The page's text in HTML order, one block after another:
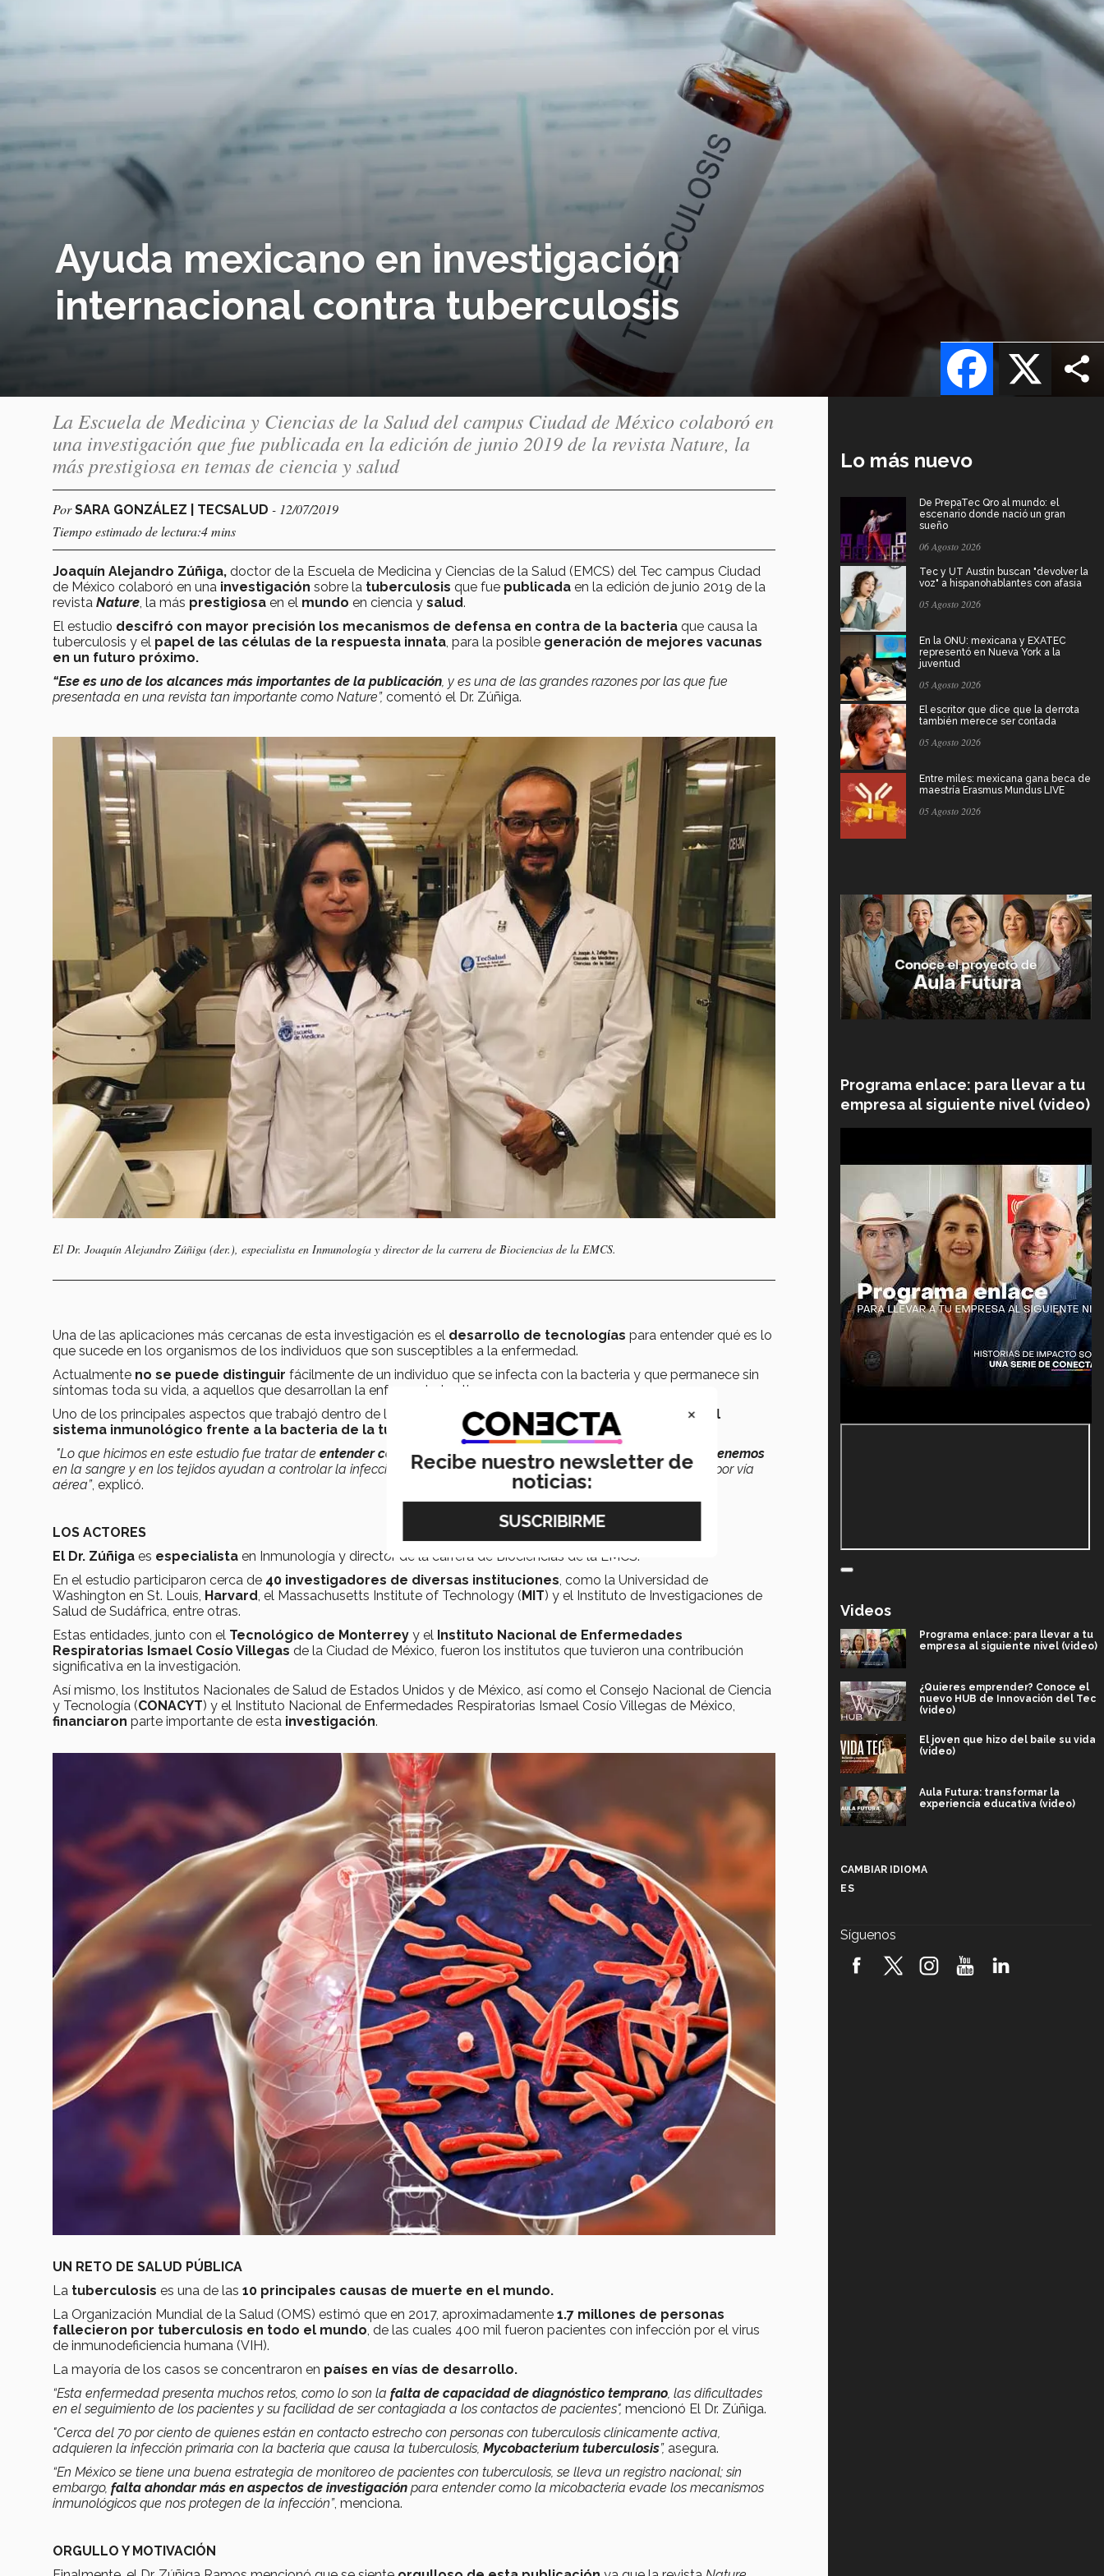
Ayuda mexicano en investigación
internacional contra tuberculosis
X
Facebook
La Escuela de Medicina y Ciencias de la Salud del campus Ciudad de México colaboró en
una investigación que fue publicada en la edición de junio 2019 de la revista Nature, la
más prestigiosa en temas de ciencia y salud
PorSARA GONZÁLEZ | TECSALUD - 12/07/2019
Tiempo estimado de lectura:4 mins
Joaquín Alejandro Zúñiga, doctor de la Escuela de Medicina y Ciencias de la Salud (EMCS) del Tec campus Ciudad
de México colaboró en una investigación sobre la tuberculosis que fue publicada en la edición de junio 2019 de la
revista Nature , la más prestigiosa en el mundo en ciencia y salud.
El estudio descifró con mayor precisión los mecanismos de defensa en contra de la bacteria que causa la
tuberculosis y el papel de las células de la respuesta innata , para la posible generación de mejores vacunas
en un futuro próximo.
“Ese es uno de los alcances más importantes de la publicación , y es una de las grandes razones por las que fue
presentada en una revista tan importante como Nature”, comentó el Dr. Zúñiga.
El Dr. Joaquín Alejandro Zúñiga (der.), especialista en Inmunología y director de la carrera de Biociencias de la EMCS.
Una de las aplicaciones más cercanas de esta investigación es el desarrollo de tecnologías para entender qué es lo
que sucede en los organismos de los individuos que son susceptibles a la enfermedad.
Actualmente no se puede distinguir fácilmente de un individuo que se infecta con la bacteria y que permanece sin
síntomas toda su vida, a aquellos que desarrollan la enfermedad activa.
Uno de los principales aspectos que trabajó dentro de la investigación fuecomprender cómo reacciona el
sistema inmunológico frente a la bacteria de la tuberculosis.
"Lo que hicimos en este estudio fue tratar de entender cómo un grupo de células de la respuesta innata que tenemos
en la sangre y en los tejidos ayudan a controlar la infección en etapas muy tempranas una vez que es adquirida por vía
aérea”, explicó.
LOS ACTORES
El Dr. Zúñiga es especialista en Inmunología y director de la carrera de Biociencias de la EMCS.
En el estudio participaron cerca de 40 investigadores de diversas instituciones, como la Universidad de
Washington en St. Louis, Harvard, el Massachusetts Institute of Technology ( MIT) y el Instituto de Investigaciones de
Salud de Sudáfrica, entre otras.
Estas entidades, junto con el Tecnológico de Monterrey y el Instituto Nacional de Enfermedades
Respiratorias Ismael Cosío Villegas de la Ciudad de México, fueron los institutos que tuvieron una contribución
significativa en la investigación.
Así mismo, los Institutos Nacionales de Salud de Estados Unidos y de México, así como el Consejo Nacional de Ciencia
y Tecnología (CONACYT) y el Instituto Nacional de Enfermedades Respiratorias Ismael Cosío Villegas de México,
financiaron parte importante de esta investigación.
UN RETO DE SALUD PÚBLICA
La tuberculosis es una de las 10 principales causas de muerte en el mundo.
La Organización Mundial de la Salud (OMS) estimó que en 2017, aproximadamente 1.7 millones de personas
fallecieron por tuberculosis en todo el mundo, de las cuales 400 mil fueron pacientes con infección por el virus
de inmunodeficiencia humana (VIH).
La mayoría de los casos se concentraron en países en vías de desarrollo.
“Esta enfermedad presenta muchos retos, como lo son la falta de capacidad de diagnóstico temprano, las dificultades
en el seguimiento de los pacientes y su facilidad de ser contagiada a los contactos de pacientes", mencionó El Dr. Zúñiga.
"Cerca del 70 por ciento de quienes están en contacto estrecho con personas con tuberculosis clínicamente activa,
adquieren la infección primaria con la bacteria que causa la tuberculosis, Mycobacterium tuberculosis”, asegura.
“En México se tiene una buena estrategia de monitoreo de pacientes con tuberculosis, se lleva un registro nacional; sin
embargo, falta ahondar más en aspectos de investigación para entender como la micobacteria evade los mecanismos
inmunológicos que nos protegen de la infección”, menciona.
ORGULLO Y MOTIVACIÓN
Lo más nuevo
De PrepaTec Qro al mundo: el
escenario donde nació un gran
sueño
06 Agosto 2026
Tec y UT Austin buscan "devolver la
voz" a hispanohablantes con afasia
05 Agosto 2026
En la ONU: mexicana y EXATEC
representó en Nueva York a la
juventud
05 Agosto 2026
El escritor que dice que la derrota
también merece ser contada
05 Agosto 2026
Entre miles: mexicana gana beca de
maestría Erasmus Mundus LIVE
05 Agosto 2026
Programa enlace: para llevar a tu
empresa al siguiente nivel (video)
Videos
Programa enlace: para llevar a tu
empresa al siguiente nivel (video)
¿Quieres emprender? Conoce el
nuevo HUB de Innovación del Tec
(video)
El joven que hizo del baile su vida
(video)
Aula Futura: transformar la
experiencia educativa (video)
robótica FIRST 2026! (video)
CAMBIAR IDIOMA
ES
Síguenos
×
Recibe nuestro newsletter de
noticias: